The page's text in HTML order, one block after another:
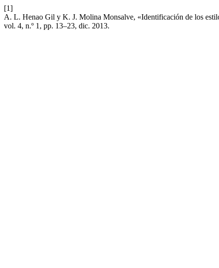
[1]
A. L. Henao Gil y K. J. Molina Monsalve, «Identificación de los
vol. 4, n.º 1, pp. 13–23, dic. 2013.